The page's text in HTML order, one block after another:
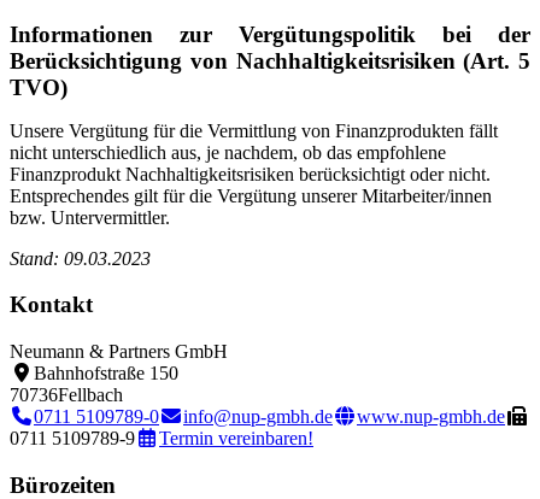
Informationen zur Vergütungspolitik bei der
Berücksichtigung von Nachhaltigkeitsrisiken (Art. 5
TVO)
Unsere Vergütung für die Vermittlung von Finanzprodukten fällt
nicht unterschiedlich aus, je nachdem, ob das empfohlene
Finanzprodukt Nachhaltigkeitsrisiken berücksichtigt oder nicht.
Entsprechendes gilt für die Vergütung unserer Mitarbeiter/innen
bzw. Untervermittler.
Stand: 09.03.2023
Kontakt
Neumann & Partners GmbH
Bahnhofstraße 150
70736Fellbach
0711 5109789-0
info@nup-gmbh.de
www.nup-gmbh.de
0711 5109789-9
Termin vereinbaren!
Bürozeiten